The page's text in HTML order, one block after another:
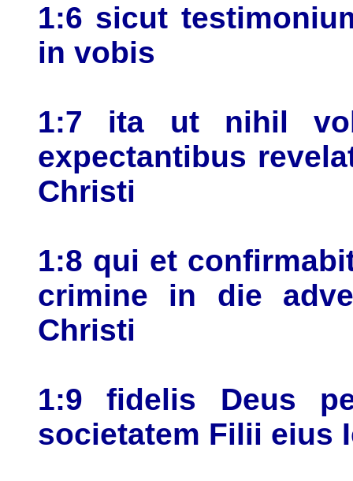
1:6 sicut
in vobis
1:7 ita ut nihil
expectantibus
Christi
1:8 qui et
crimine in die
Christi
1:9 fidelis Deus
societatem Filii eius